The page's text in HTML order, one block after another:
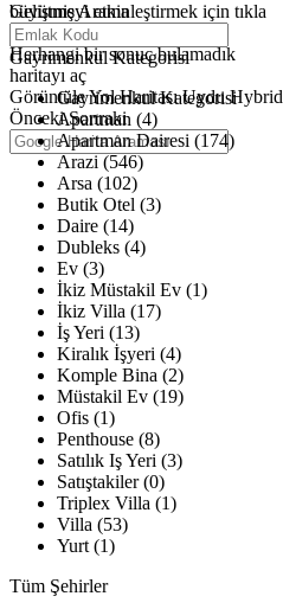
büyütmeyi etkinleştirmek için tıkla
Haritalar yükleniyor
Herhangi bir sonuç bulamadık
haritayı aç
GörüntüleYol Haritası Uydu Hybrid
Önceki Sonraki
Gelişmiş Arama
Gayrimenkul Kategorisi
Gayrimenkul Kategorisi
Apartman (4)
Apartman Dairesi (174)
Arazi (546)
Arsa (102)
Butik Otel (3)
Daire (14)
Dubleks (4)
Ev (3)
İkiz Müstakil Ev (1)
İkiz Villa (17)
İş Yeri (13)
Kiralık İşyeri (4)
Komple Bina (2)
Müstakil Ev (19)
Ofis (1)
Penthouse (8)
Satılık Iş Yeri (3)
Satıştakiler (0)
Triplex Villa (1)
Villa (53)
Yurt (1)
Tüm Şehirler